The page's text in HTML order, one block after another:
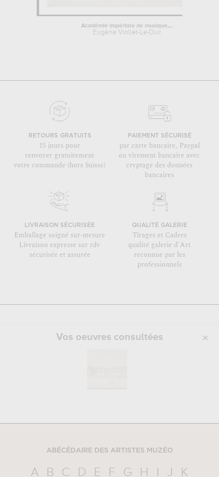
Académie impériale de musique,...
Eugène Viollet-Le-Duc
RETOURS GRATUITS
15 jours pour
renvoyer gratuitement
votre commande (hors Suisse)
PAIEMENT SÉCURISÉ
par carte bancaire, Paypal
ou virement bancaire avec
cryptage des données
bancaires
LIVRAISON SÉCURISÉE
Emballage soigné sur-mesure
Livraison expresse sur rdv
sécurisée et assurée
QUALITÉ GALERIE
Tirages et Cadres
qualité galerie d'Art
reconnue par les
professionnels
Vos oeuvres consultées
ABÉCÉDAIRE DES ARTISTES MUZÉO
A B C D E F G H J
K